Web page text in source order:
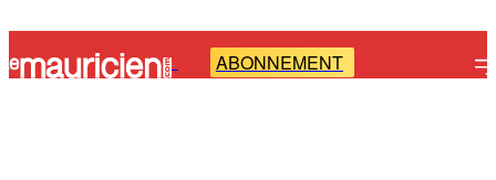
- ABONNEMENT